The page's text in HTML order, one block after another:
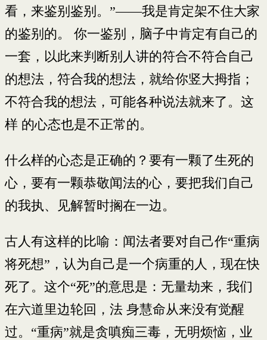
看，来鉴别鉴别。”——我是肯定架不住大家
的鉴别的。 你一鉴别，脑子中肯定有自己的
一套，以此来判断别人讲的符合不符合自己
的想法，符合我的想法，就给你竖大拇指；
不符合我的想法，可能各种说法就来了。这
样 的心态也是不正常的。
什么样的心态是正确的？要有一颗了生死的
心，要有一颗恭敬闻法的心，要把我们自己
的我执、见解暂时搁在一边。
古人有这样的比喻：闻法者要对自己作“重病
将死想”，认为自己是一个病重的人，现在快
死了。这个“死”的意思是：无量劫来，我们
在六道里边轮回，法 身慧命从来没有觉醒
过。“重病”就是贪嗔痴三毒，无明烦恼，业